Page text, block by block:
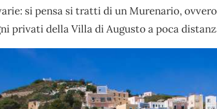
si pensa si tratti di un Murenario,
privati della Villa di Augusto a poca